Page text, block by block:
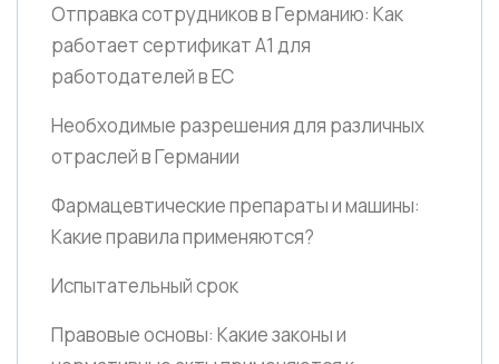
Отправка сотрудников в Германию: Как
работает сертификат А1 для
работодателей в ЕС
Необходимые разрешения для различных
отраслей в Германии
Фармацевтические препараты и машины:
Какие правила применяются?
Испытательный срок
Правовые основы: Какие законы и